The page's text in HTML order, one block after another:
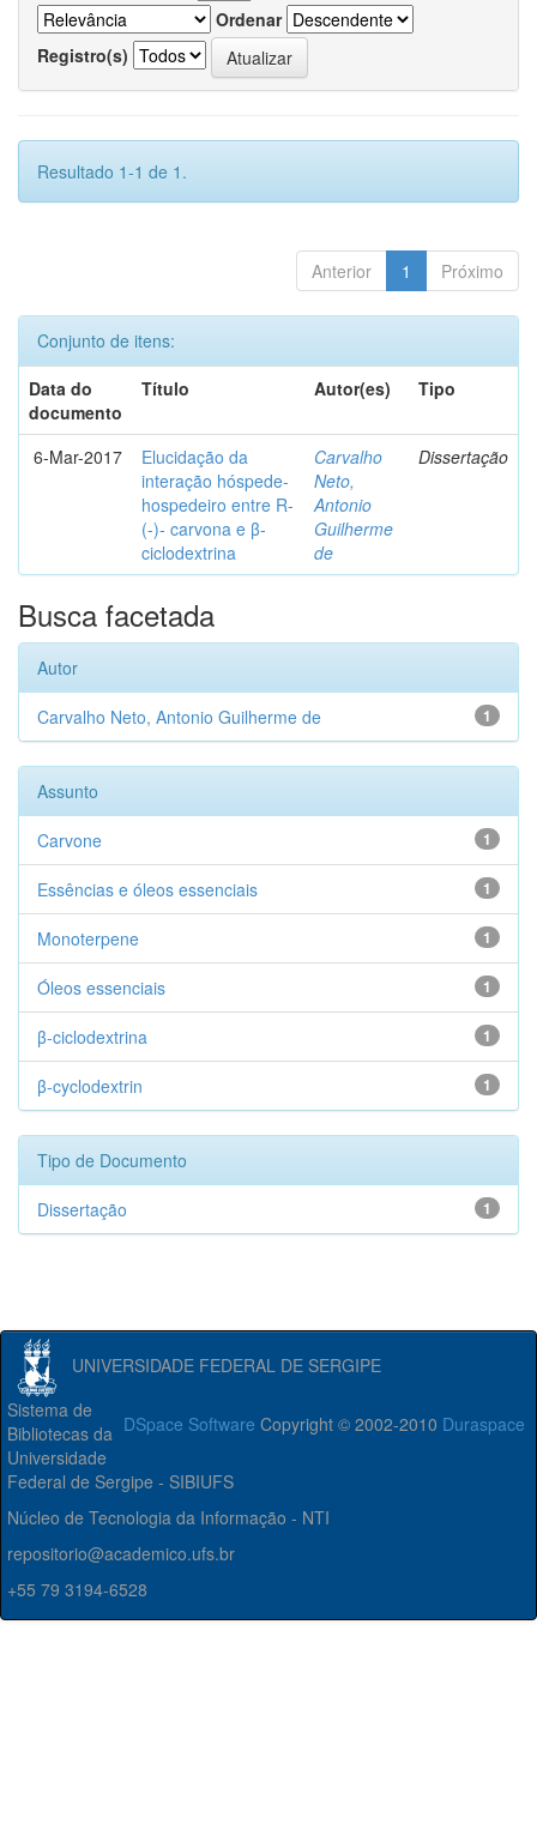
Ordenar
Registro(s)
Resultado 1-1 de 1.
Anterior 1 Próximo
Conjunto de itens:
Data do
documento
Título Autor(es) Tipo
6-Mar-2017
Elucidação da
interação hóspede-
hospedeiro entre R-
(-)- carvona e β-
ciclodextrina
Carvalho
Neto,
Antonio
Guilherme
de
Dissertação
Busca facetada
Autor
1
Carvalho Neto, Antonio Guilherme de
Assunto
1
Carvone
1
Essências e óleos essenciais
1
Monoterpene
1
Óleos essenciais
1
β-ciclodextrina
1
β-cyclodextrin
Tipo de Documento
1
Dissertação
UNIVERSIDADE FEDERAL DE SERGIPE
DSpace Software Copyright © 2002-2010 Duraspace
Sistema de
Bibliotecas da
Universidade
Federal de Sergipe - SIBIUFS
Núcleo de Tecnologia da Informação - NTI
repositorio@academico.ufs.br
+55 79 3194-6528